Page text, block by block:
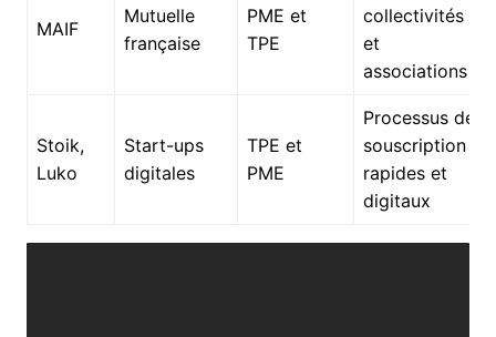
MAIF
Mutuelle
française
PME et
TPE
collectivités
et
associations
Stoik,
Luko
Start-ups
digitales
TPE et
PME
Processus de
souscription
rapides et
digitaux